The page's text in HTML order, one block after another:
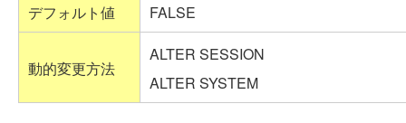
デフォルト値
FALSE
動的変更方法
ALTER SESSION
ALTER SYSTEM